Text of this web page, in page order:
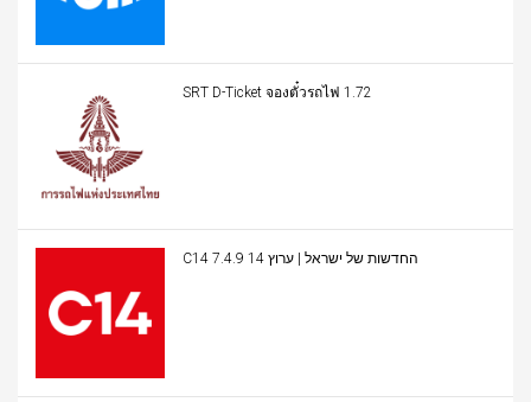
SRT D-Ticket จองตั๋วรถไฟ 1.72
C14 החדשות של ישראל | ערוץ 14 7.4.9